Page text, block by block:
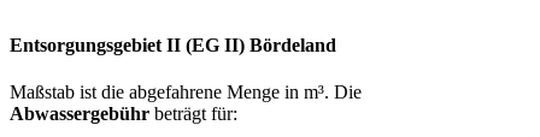
Entsorgungsgebiet II (EG II) Bördeland
Maßstab ist die abgefahrene Menge in m³. Die
Abwassergebühr beträgt für: